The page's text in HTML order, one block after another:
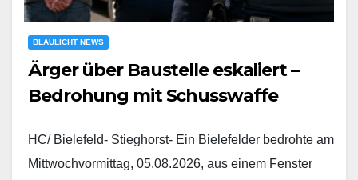
BLAULICHT NEWS
Ärger über Baustelle eskaliert –
Bedrohung mit Schusswaffe
HC/ Bielefeld- Stieghorst- Ein Bielefelder bedrohte am
Mittwochvormittag, 05.08.2026, aus einem Fenster